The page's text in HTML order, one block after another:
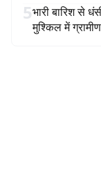
5भारी बारिश से
मुश्किल में ग्रामीण